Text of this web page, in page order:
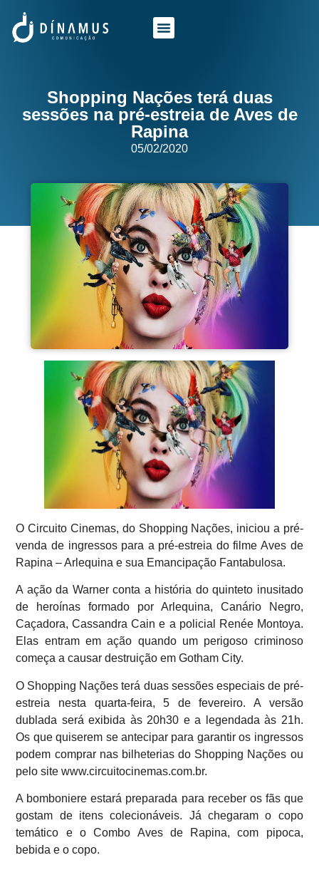
Shopping Nações terá duas
sessões na pré-estreia de Aves de
Rapina
05/02/2020
O Circuito Cinemas, do Shopping Nações, iniciou a pré-
venda de ingressos para a pré-estreia do filme Aves de
Rapina – Arlequina e sua Emancipação Fantabulosa.
A ação da Warner conta a história do quinteto inusitado
de heroínas formado por Arlequina, Canário Negro,
Caçadora, Cassandra Cain e a policial Renée Montoya.
Elas entram em ação quando um perigoso criminoso
começa a causar destruição em Gotham City.
O Shopping Nações terá duas sessões especiais de pré-
estreia nesta quarta-feira, 5 de fevereiro. A versão
dublada será exibida às 20h30 e a legendada às 21h.
Os que quiserem se antecipar para garantir os ingressos
podem comprar nas bilheterias do Shopping Nações ou
pelo site www.circuitocinemas.com.br.
A bomboniere estará preparada para receber os fãs que
gostam de itens colecionáveis. Já chegaram o copo
temático e o Combo Aves de Rapina, com pipoca,
bebida e o copo.